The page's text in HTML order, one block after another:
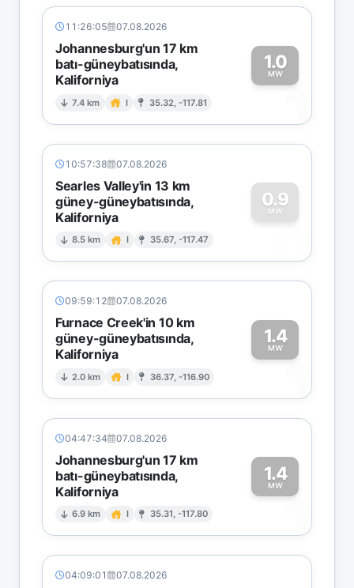
11:26:05 07.08.2026
Johannesburg'un 17 km
batı-güneybatısında,
Kaliforniya
7.4 km I 35.32, -117.81
1.0
MW
1
10:57:38 07.08.2026
Searles Valley'in 13 km
güney-güneybatısında,
Kaliforniya
8.5 km I 35.67, -117.47
0.9
MW
0
09:59:12 07.08.2026
Furnace Creek'in 10 km
güney-güneybatısında,
Kaliforniya
2.0 km I 36.37, -116.90
1.4
MW
1
04:47:34 07.08.2026
Johannesburg'un 17 km
batı-güneybatısında,
Kaliforniya
6.9 km I 35.31, -117.80
1.4
MW
1
04:09:01 07.08.2026